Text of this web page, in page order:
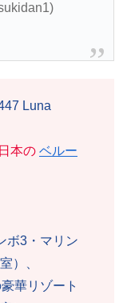
Luna
本の ベルー
ボ3・マリン
）、
華リゾート